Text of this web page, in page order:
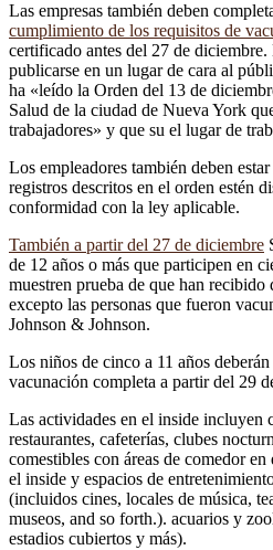
Las empresas también deben
cumplimiento de los requisitos de
certificado antes del 27 de
publicarse en un lugar de cara al
ha «leído la Orden del 13 de
Salud de la ciudad de Nueva York
trabajadores» y que su el lugar de
Los empleadores también deben
registros descritos en el orden estén
conformidad con la ley aplicable.
También a partir del 27 de diciembre
de 12 años o más que participen en
muestren prueba de que han recibido
excepto las personas que fueron
Johnson & Johnson.
Los niños de cinco a 11 años
vacunación completa a partir del 29
Las actividades en el inside incluyen
restaurantes, cafeterías, clubes
comestibles con áreas de comedor
el inside y espacios de
(incluidos cines, locales de música,
museos, and so forth.). acuarios y
estadios cubiertos y más).